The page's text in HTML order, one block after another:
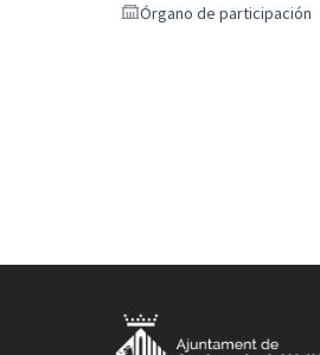
Órgano de participación
Órgano de participación